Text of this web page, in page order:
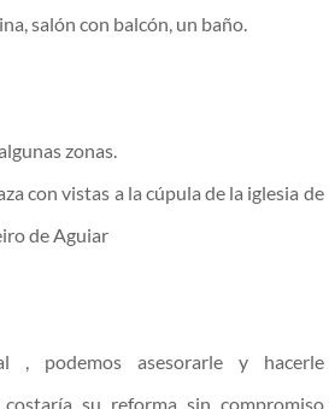
salón con balcón, un baño.
zonas.
con vistas a la cúpula de la iglesia de
de Aguiar
, podemos asesorarle y hacerle
su reforma sin compromiso